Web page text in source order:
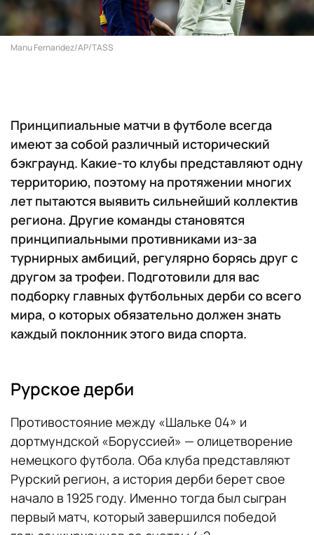
Manu Fernandez/AP/TASS
Принципиальные матчи в футболе всегда
имеют за собой различный исторический
бэкграунд. Какие-то клубы представляют одну
территорию, поэтому на протяжении многих
лет пытаются выявить сильнейший коллектив
региона. Другие команды становятся
принципиальными противниками из-за
турнирных амбиций, регулярно борясь друг с
другом за трофеи. Подготовили для вас
подборку главных футбольных дерби со всего
мира, о которых обязательно должен знать
каждый поклонник этого вида спорта.
Рурское дерби
Противостояние между «Шальке 04» и
дортмундской «Боруссией» — олицетворение
немецкого футбола. Оба клуба представляют
Рурский регион, а история дерби берет свое
начало в 1925 году. Именно тогда был сыгран
первый матч, который завершился победой